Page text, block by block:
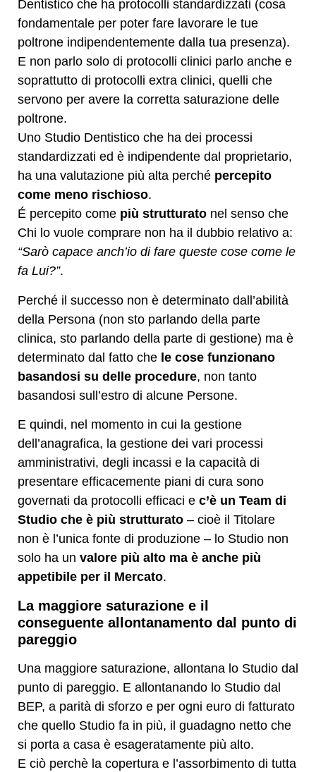
Dentistico che ha protocolli standardizzati (cosa
fondamentale per poter fare lavorare le tue
poltrone indipendentemente dalla tua presenza).
E non parlo solo di protocolli clinici parlo anche e
soprattutto di protocolli extra clinici, quelli che
servono per avere la corretta saturazione delle
poltrone.
Uno Studio Dentistico che ha dei processi
standardizzati ed è indipendente dal proprietario,
ha una valutazione più alta perché percepito
come meno rischioso.
É percepito come più strutturato nel senso che
Chi lo vuole comprare non ha il dubbio relativo a:
“Sarò capace anch’io di fare queste cose come le
fa Lui?”.
Perché il successo non è determinato dall’abilità
della Persona (non sto parlando della parte
clinica, sto parlando della parte di gestione) ma è
determinato dal fatto che le cose funzionano
basandosi su delle procedure, non tanto
basandosi sull’estro di alcune Persone.
E quindi, nel momento in cui la gestione
dell’anagrafica, la gestione dei vari processi
amministrativi, degli incassi e la capacità di
presentare efficacemente piani di cura sono
governati da protocolli efficaci e c’è un Team di
Studio che è più strutturato – cioè il Titolare
non è l’unica fonte di produzione – lo Studio non
solo ha un valore più alto ma è anche più
appetibile per il Mercato.
La maggiore saturazione e il
conseguente allontanamento dal punto di
pareggio
Una maggiore saturazione, allontana lo Studio dal
punto di pareggio. E allontanando lo Studio dal
BEP, a parità di sforzo e per ogni euro di fatturato
che quello Studio fa in più, il guadagno netto che
si porta a casa è esageratamente più alto.
E ciò perchè la copertura e l’assorbimento di tutta